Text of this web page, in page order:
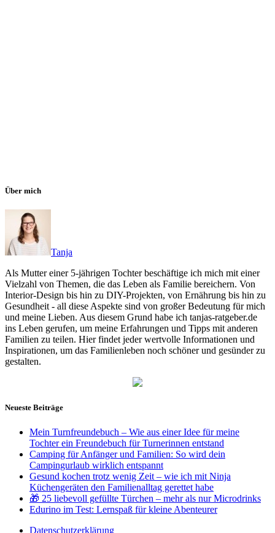
Über mich
Tanja
Als Mutter einer 5-jährigen Tochter beschäftige ich mich mit einer
Vielzahl von Themen, die das Leben als Familie bereichern. Von
Interior-Design bis hin zu DIY-Projekten, von Ernährung bis hin zu
Gesundheit - all diese Aspekte sind von großer Bedeutung für mich
und meine Lieben. Aus diesem Grund habe ich tanjas-ratgeber.de
ins Leben gerufen, um meine Erfahrungen und Tipps mit anderen
Familien zu teilen. Hier findet jeder wertvolle Informationen und
Inspirationen, um das Familienleben noch schöner und gesünder zu
gestalten.
Neueste Beiträge
Mein Turnfreundebuch – Wie aus einer Idee für meine
Tochter ein Freundebuch für Turnerinnen entstand
Camping für Anfänger und Familien: So wird dein
Campingurlaub wirklich entspannt
Gesund kochen trotz wenig Zeit – wie ich mit Ninja
Küchengeräten den Familienalltag gerettet habe
🎁 25 liebevoll gefüllte Türchen – mehr als nur Microdrinks
Edurino im Test: Lernspaß für kleine Abenteurer
Datenschutzerklärung